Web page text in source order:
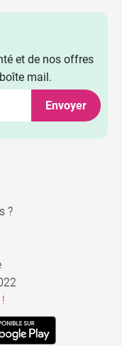
et de nos offres
mail.
Envoyer
?